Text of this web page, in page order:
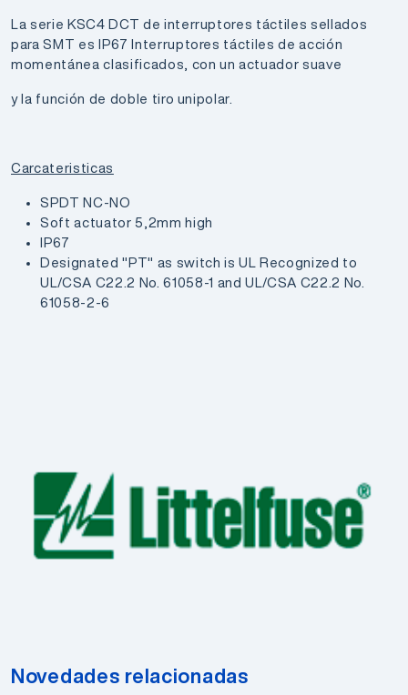
La serie KSC4 DCT de interruptores táctiles sellados
para SMT es IP67 Interruptores táctiles de acción
momentánea clasificados, con un actuador suave
y la función de doble tiro unipolar.
Carcateristicas
SPDT NC-NO
Soft actuator 5,2mm high
IP67
Designated "PT" as switch is UL Recognized to
UL/CSA C22.2 No. 61058-1 and UL/CSA C22.2 No.
61058-2-6
Novedades relacionadas